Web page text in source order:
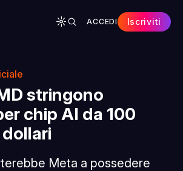
ACCEDI Iscriviti
stringono
chip AI da 100
Meta a possedere